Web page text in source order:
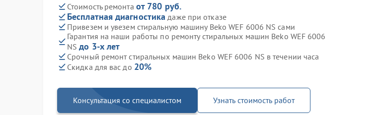
Стоимость ремонта от 780 руб.
Бесплатная диагностика даже при отказе
Привезем и увезем стиральную машину Beko WEF 6006 NS сами
Гарантия на наши работы по ремонту стиральных машин Beko WEF 6006
NSдо 3-х лет
Срочный ремонт стиральных машин Beko WEF 6006 NS в течении часа
Скидка для вас до 20%
Консультация со специалистом Узнать стоимость работ